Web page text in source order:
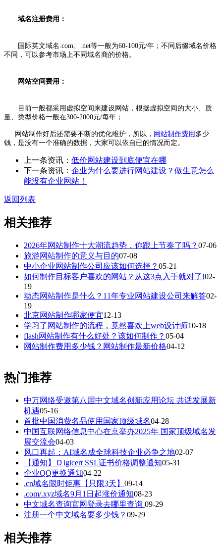
域名注册费用：
国际英文域名.com、.net等一般为60-100元/年；不同后缀域名价格
不同，可以参考市场上不同域名商的价格。
网站空间费用：
目前一般都采用虚拟空间来建设网站，根据虚拟空间的大小、质
量、类型价格一般在300-2000元/每年；
网站制作好后还需要不断的优化维护，所以， 网站制作费用 多少
钱，是没有一个准确的数据，大家可以依自已的情况而定。
上一条资讯： 低价网站建设到底便宜在哪
下一条资讯： 企业为什么要进行网站建设？做生意怎么
能没有企业网站！
返回列表
相关推荐
2026年网站制作十大潮流趋势，你跟上节奏了吗？ 07-06
旅游网站制作的意义与目的07-08
中小企业网站制作公司应该如何选择？ 05-21
如何制作目标客户喜欢的网站？从这3点入手就对了!02-
19
动态网站制作是什么？11年专业网站建设公司来解答02-
19
北京网站制作哪家便宜12-13
学习了网站制作的流程，竟然喜欢上web设计师10-18
flash网站制作有什么好处？该如何制作？ 05-04
网站制作费用多少钱？网站制作最新价格04-12
热门推荐
中万网络受邀第八届中文域名创新应用论坛 共话发展新
机遇05-16
首批中国消费名品使用国家顶级域名04-28
中国互联网络信息中心在京举办2025年 国家顶级域名发
展交流会04-03
风口再起：AI域名成全球科技企业必争之地02-07
【通知】Ｄigicert SSL证书价格调整通知05-31
企业QQ更换通知04-22
.cn域名限时钜惠【只限3天】 09-14
.com/.xyz域名9月1日起涨价通知08-23
中文域名查询官网登录去哪里查询 09-29
注册一个中文域名要多少钱？ 09-29
相关推荐